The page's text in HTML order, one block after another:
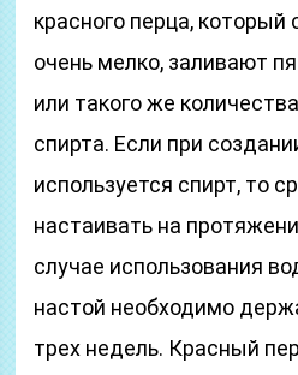
красного перца, который
очень мелко, заливают
или такого же
спирта. Если при
используется спирт, то
настаивать на
случае использования
настой необходимо
трех недель. Красный